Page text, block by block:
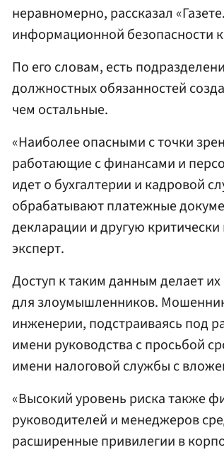
неравномерно, рассказал
информационной безопасности
По его словам, есть
должностных обязанностей
чем остальные.
«Наиболее опасными с точки
работающие с финансами и
идет о бухгалтерии и кадровой
обрабатывают платежные
декларации и другую
эксперт.
Доступ к таким данным делает
для злоумышленников.
инженерии, подстраиваясь под
имени руководства с просьбой
имени налоговой службы с
«Высокий уровень риска также
руководителей и менеджеров
расширенные привилегии в